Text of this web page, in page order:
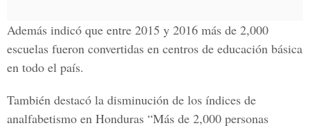
Además indicó que entre 2015 y 2016 más de 2,000
escuelas fueron convertidas en centros de educación básica
en todo el país.
También destacó la disminución de los índices de
analfabetismo en Honduras “Más de 2,000 personas